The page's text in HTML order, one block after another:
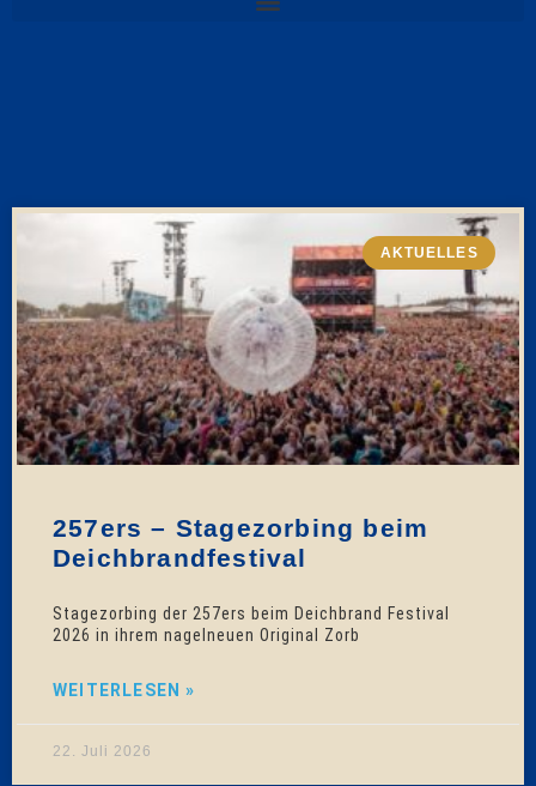
AKTUELLES
257ers – Stagezorbing beim
Deichbrandfestival
Stagezorbing der 257ers beim Deichbrand Festival
2026 in ihrem nagelneuen Original Zorb
WEITERLESEN »
22. Juli 2026